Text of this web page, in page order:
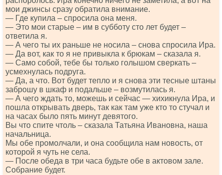
мои джинсы сразу обратила внимание.
— Где купила – спросила она меня.
— Это мои старые – им в субботу сто лет будет –
ответила я.
— А чего ты их раньше не носила – снова спросила Ира.
— Да вот, как то я не привыкла к брюкам – сказала я.
— Само собой, тебе бы только голышом сверкать –
усмехнулась подруга.
— Да, а что. Вот будет тепло и я снова эти тесные штаны
заброшу в шкаф и подальше – возмутилась я.
— А чего ждать то, можешь и сейчас — хихикнула Ира, и
пошла открывать дверь, так как там уже кто то стучал и
на часах было пять минут девятого.
Вы что спите чтоль – сказала Татьяна Ивановна, наша
начальница.
Мы обе промолчали, и она сообщила нам новость, от
которой я чуть не села.
— После обеда в три часа будьте обе в актовом зале.
Собрание будет.